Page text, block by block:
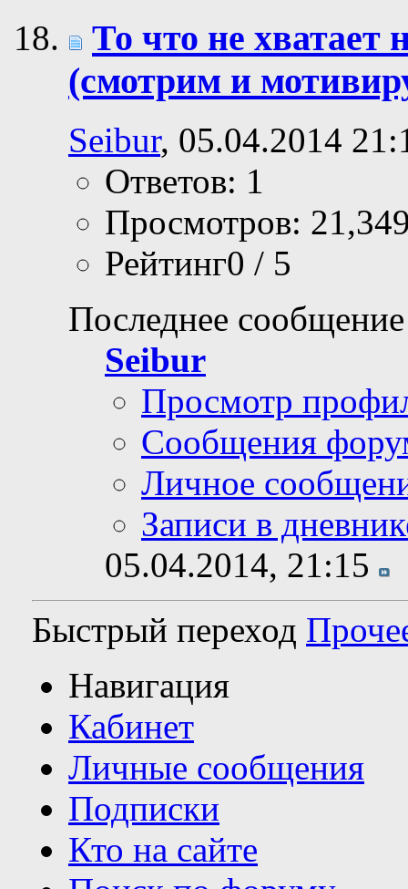
То что не
(смотрим и
Seibur, 05.04.2014
Ответов: 1
Просмотров:
Рейтинг0 / 5
Последнее
Seibur
Просмотр
Сообщения
Личное
Записи в
05.04.2014, 21:15
Быстрый переход
Навигация
Кабинет
Личные сообщения
Подписки
Кто на сайте